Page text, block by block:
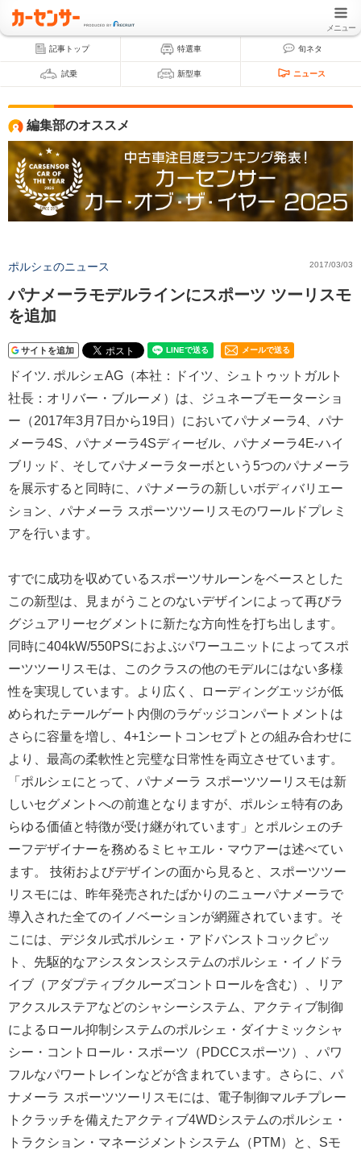
メニュー
記事トップ 特選車 旬ネタ
試乗 新型車 ニュース
編集部のオススメ
ポルシェのニュース 2017/03/03
パナメーラモデルラインにスポーツ ツーリスモ
を追加
サイトを追加 メールで送る
ドイツ. ポルシェAG（本社：ドイツ、シュトゥットガルト
社長：オリバー・ブルーメ）は、ジュネーブモーターショ
ー（2017年3月7日から19日）においてパナメーラ4、パナ
メーラ4S、パナメーラ4Sディーゼル、パナメーラ4E-ハイ
ブリッド、そしてパナメーラターボという5つのパナメーラ
を展示すると同時に、パナメーラの新しいボディバリエー
ション、パナメーラ スポーツツーリスモのワールドプレミ
アを行います。
すでに成功を収めているスポーツサルーンをベースとした
この新型は、見まがうことのないデザインによって再びラ
グジュアリーセグメントに新たな方向性を打ち出します。
同時に404kW/550PSにおよぶパワーユニットによってスポ
ーツツーリスモは、このクラスの他のモデルにはない多様
性を実現しています。より広く、ローディングエッジが低
められたテールゲート内側のラゲッジコンパートメントは
さらに容量を増し、4+1シートコンセプトとの組み合わせに
より、最高の柔軟性と完璧な日常性を両立させています。
「ポルシェにとって、パナメーラ スポーツツーリスモは新
しいセグメントへの前進となりますが、ポルシェ特有のあ
らゆる価値と特徴が受け継がれています」とポルシェのチ
ーフデザイナーを務めるミヒャエル・マウアーは述べてい
ます。 技術およびデザインの面から見ると、スポーツツー
リスモには、昨年発売されたばかりのニューパナメーラで
導入された全てのイノベーションが網羅されています。そ
こには、デジタル式ポルシェ・アドバンストコックピッ
ト、先駆的なアシスタンスシステムのポルシェ・イノドラ
イブ（アダプティブクルーズコントロールを含む）、リア
アクスルステアなどのシャシーシステム、アクティブ制御
によるロール抑制システムのポルシェ・ダイナミックシャ
シー・コントロール・スポーツ（PDCCスポーツ）、パワ
フルなパワートレインなどが含まれています。さらに、パ
ナメーラ スポーツツーリスモには、電子制御マルチプレー
トクラッチを備えたアクティブ4WDシステムのポルシェ・
トラクション・マネージメントシステム（PTM）と、Sモ